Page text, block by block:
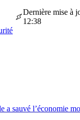
Dernière mise à
12:38
a sauvé l’économie